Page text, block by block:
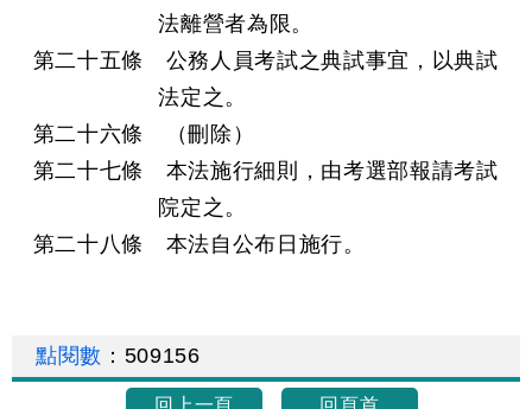
法離營者為限。
第二十五條 公務人員考試之典試事宜，以典試
法定之。
第二十六條 （刪除）
第二十七條 本法施行細則，由考選部報請考試
院定之。
第二十八條 本法自公布日施行。
點閱數 ： 509156
回上一頁 回頁首